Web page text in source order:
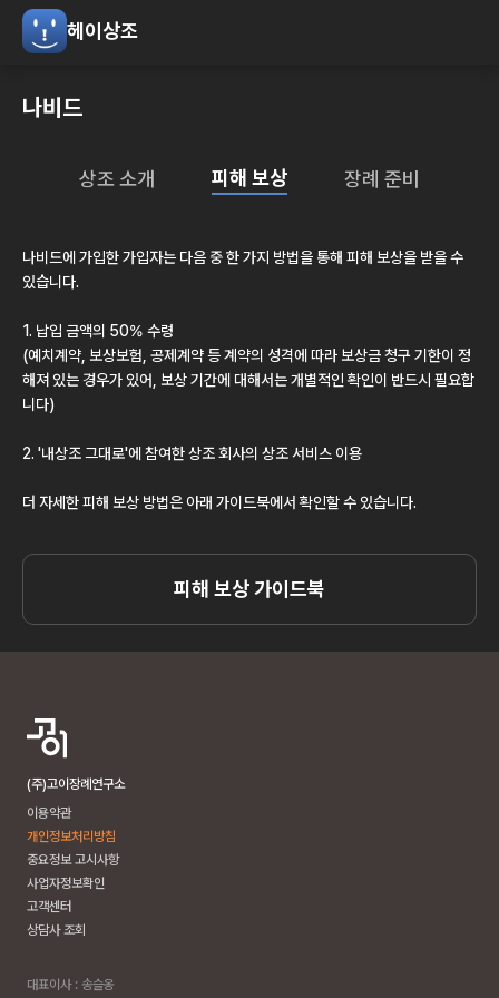
헤이상조
나비드
상조 소개 피해 보상 장례 준비
나비드에 가입한 가입자는 다음 중 한 가지 방법을 통해 피해 보상을 받을 수
있습니다.
1. 납입 금액의 50% 수령
(예치계약, 보상보험, 공제계약 등 계약의 성격에 따라 보상금 청구 기한이 정
해져 있는 경우가 있어, 보상 기간에 대해서는 개별적인 확인이 반드시 필요합
니다)
2. '내상조 그대로'에 참여한 상조 회사의 상조 서비스 이용
더 자세한 피해 보상 방법은 아래 가이드북에서 확인할 수 있습니다.
피해 보상 가이드북
(주)고이장례연구소
이용약관
개인정보처리방침
중요정보 고시사항
사업자정보확인
고객센터
상담사 조회
대표이사 : 송슬옹